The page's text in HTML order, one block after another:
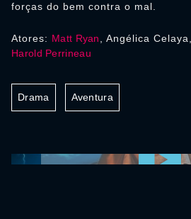
forças do bem contra o mal.
Atores: Matt Ryan , Angélica Celaya,
Harold Perrineau
Drama Aventura